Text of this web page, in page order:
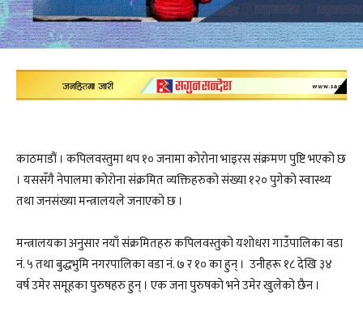
काठमाडौं । कपिलवस्तुमा थप १० जनामा कोरोना भाइरस संक्रमण पुष्टि भएको छ
। यससँगै नेपालमा कोरोना संक्रमित व्यक्तिहरुको संख्या १२० पुगेको स्वास्थ्य
तथा जनसंख्या मन्त्रालयले जनाएको छ ।
मन्त्रालयका अनुसार नयाँ संक्रमितहरु कपिलवस्तुको यशोधरा गाउँपालिका वडा
नं. ५ तथा बुद्धभुमि नगरपालिका वडा नं. ७ र १० का हुन् । उनीहरू १८ देखि ३४
वर्ष उमेर समूहका पुरुषहरु हुन् । एक जना पुरुषको भने उमेर खुलेको छैन ।